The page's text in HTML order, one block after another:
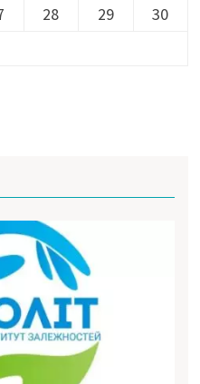
28 29
30